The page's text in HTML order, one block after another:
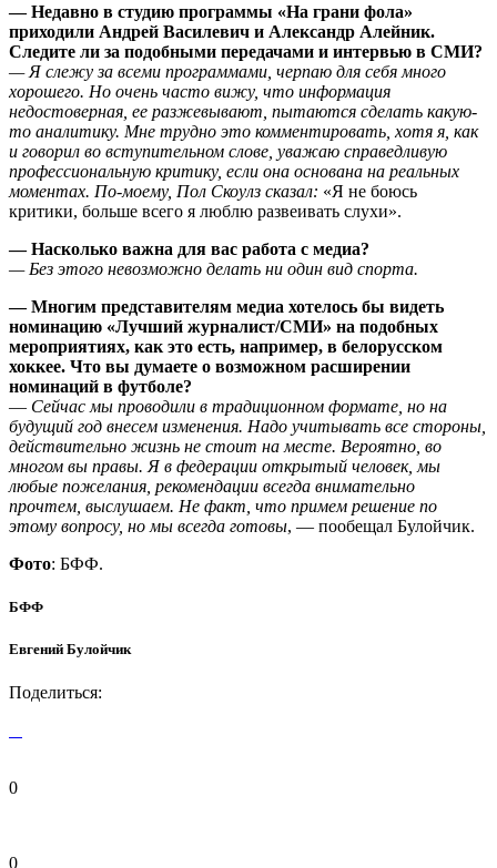
— Недавно в студию программы «На грани фола»
приходили Андрей Василевич и Александр Алейник.
Следите ли за подобными передачами и интервью в СМИ?
— Я слежу за всеми программами, черпаю для себя много
хорошего. Но очень часто вижу, что информация
недостоверная, ее разжевывают, пытаются сделать какую-
то аналитику. Мне трудно это комментировать, хотя я, как
и говорил во вступительном слове, уважаю справедливую
профессиональную критику, если она основана на реальных
моментах. По-моему, Пол Скоулз сказал: «Я не боюсь
критики, больше всего я люблю развеивать слухи».
— Насколько важна для вас работа с медиа?
— Без этого невозможно делать ни один вид спорта.
— Многим представителям медиа хотелось бы видеть
номинацию «Лучший журналист/СМИ» на подобных
мероприятиях, как это есть, например, в белорусском
хоккее. Что вы думаете о возможном расширении
номинаций в футболе?
— Сейчас мы проводили в традиционном формате, но на
будущий год внесем изменения. Надо учитывать все стороны,
действительно жизнь не стоит на месте. Вероятно, во
многом вы правы. Я в федерации открытый человек, мы
любые пожелания, рекомендации всегда внимательно
прочтем, выслушаем. Не факт, что примем решение по
этому вопросу, но мы всегда готовы, — пообещал Булойчик.
Фото: БФФ.
БФФ
Евгений Булойчик
Поделиться:
0
0